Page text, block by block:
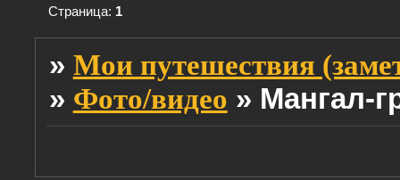
Страница: 1
» Мои путешествия
» Фото/видео » Мангал-